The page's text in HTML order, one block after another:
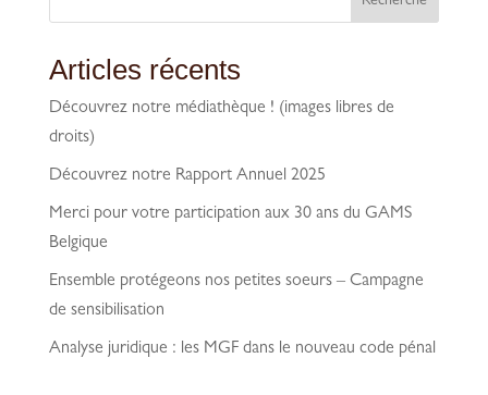
Articles récents
Découvrez notre médiathèque ! (images libres de
droits)
Découvrez notre Rapport Annuel 2025
Merci pour votre participation aux 30 ans du GAMS
Belgique
Ensemble protégeons nos petites soeurs – Campagne
de sensibilisation
Analyse juridique : les MGF dans le nouveau code pénal